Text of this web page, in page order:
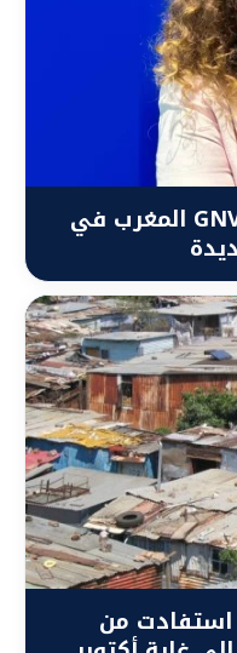
كارول مونتارسولو تقود GNV المغرب في
أسرة استفادت من